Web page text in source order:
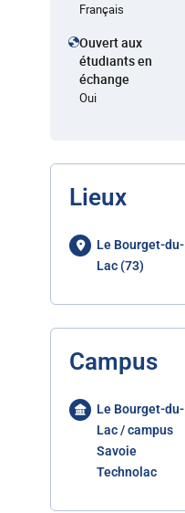
Français
Ouvert aux
étudiants en
échange
Oui
Lieux
Le Bourget-du-
Lac (73)
Campus
Le Bourget-du-
Lac / campus
Savoie
Technolac